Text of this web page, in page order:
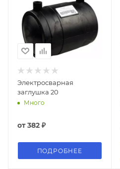
Электросварная
заглушка 20
Много
от382 ₽
ПОДРОБНЕЕ